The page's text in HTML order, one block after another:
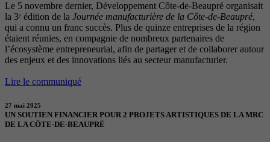
Le 5 novembre dernier, Développement Côte-de-Beaupré organisait
la 3ᵉ édition de la Journée manufacturière de la Côte-de-Beaupré,
qui a connu un franc succès. Plus de quinze entreprises de la région
étaient réunies, en compagnie de nombreux partenaires de
l’écosystème entrepreneurial, afin de partager et de collaborer autour
des enjeux et des innovations liés au secteur manufacturier.
Lire le communiqué
27 mai 2025
UN SOUTIEN FINANCIER POUR 2 PROJETS ARTISTIQUES DE LA MRC
DE LA CÔTE-DE-BEAUPRÉ